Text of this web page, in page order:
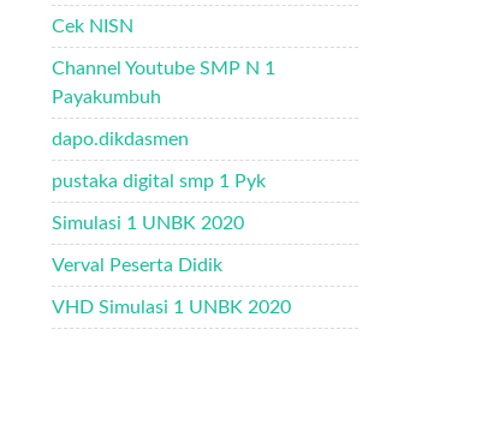
Cek NISN
Channel Youtube SMP N 1
Payakumbuh
dapo.dikdasmen
pustaka digital smp 1 Pyk
Simulasi 1 UNBK 2020
Verval Peserta Didik
VHD Simulasi 1 UNBK 2020